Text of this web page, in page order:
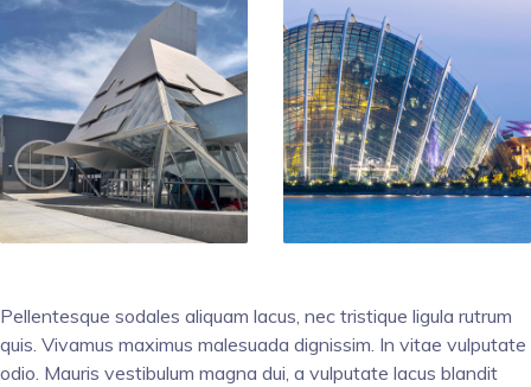
Pellentesque sodales aliquam lacus, nec tristique ligula rutrum
quis. Vivamus maximus malesuada dignissim. In vitae vulputate
odio. Mauris vestibulum magna dui, a vulputate lacus blandit